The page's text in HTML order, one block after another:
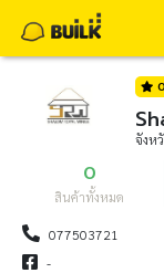
0
จังห
0
สินค้าทั้งหมด
077503721
-